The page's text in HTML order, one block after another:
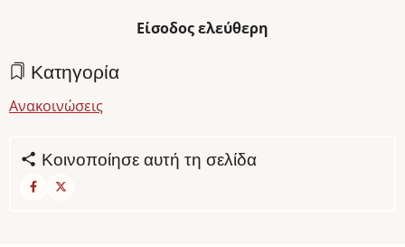
Είσοδος ελεύθερη
Κατηγορία
Ανακοινώσεις
Κοινοποίησε αυτή τη σελίδα